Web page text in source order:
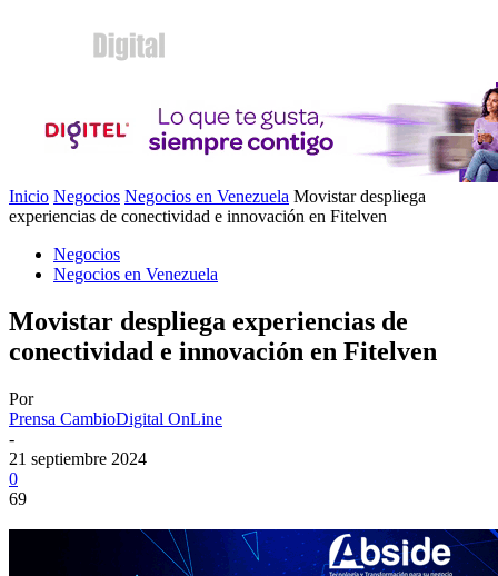
Inicio Negocios Negocios en Venezuela Movistar despliega
experiencias de conectividad e innovación en Fitelven
Negocios
Negocios en Venezuela
Movistar despliega experiencias de
conectividad e innovación en Fitelven
Por
Prensa CambioDigital OnLine
-
21 septiembre 2024
0
69